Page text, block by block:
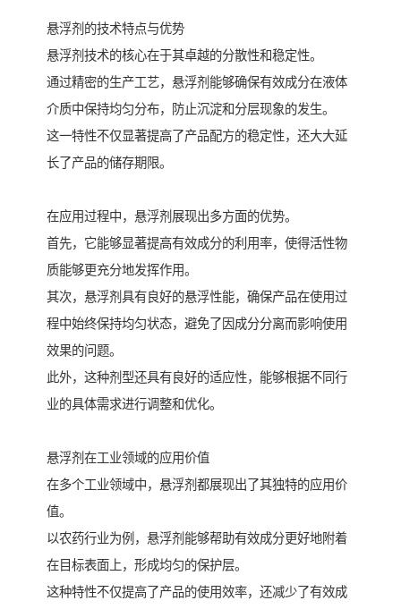
悬浮剂的技术特点与优势
悬浮剂技术的核心在于其卓越的分散性和稳定性。
通过精密的生产工艺，悬浮剂能够确保有效成分在液体
介质中保持均匀分布，防止沉淀和分层现象的发生。
这一特性不仅显著提高了产品配方的稳定性，还大大延
长了产品的储存期限。
在应用过程中，悬浮剂展现出多方面的优势。
首先，它能够显著提高有效成分的利用率，使得活性物
质能够更充分地发挥作用。
其次，悬浮剂具有良好的悬浮性能，确保产品在使用过
程中始终保持均匀状态，避免了因成分分离而影响使用
效果的问题。
此外，这种剂型还具有良好的适应性，能够根据不同行
业的具体需求进行调整和优化。
悬浮剂在工业领域的应用价值
在多个工业领域中，悬浮剂都展现出了其独特的应用价
值。
以农药行业为例，悬浮剂能够帮助有效成分更好地附着
在目标表面上，形成均匀的保护层。
这种特性不仅提高了产品的使用效率，还减少了有效成